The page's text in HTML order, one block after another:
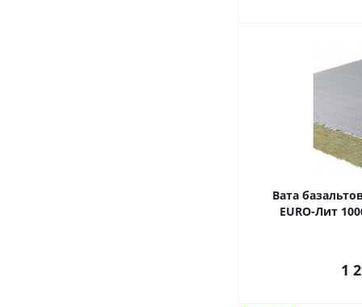
Вата
EURO-Лит
1